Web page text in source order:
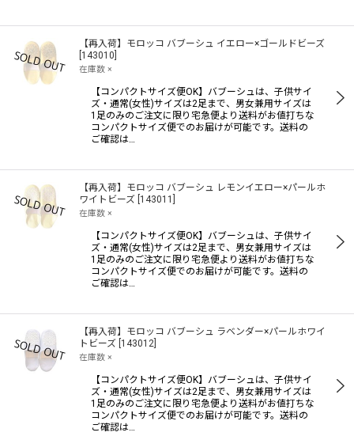
【再入荷】モロッコ バブーシュ イエロー×ゴールドビーズ
143010
在庫数 ×
【コンパクトサイズ便OK】バブーシュは、子供サイ
ズ・通常(女性)サイズは2足まで、男女兼用サイズは
1足のみのご注文に限り宅急便より送料がお値打ちな
コンパクトサイズ便でのお届けが可能です。送料の
ご確認は…
【再入荷】モロッコ バブーシュ レモンイエロー×パールホ
ワイトビーズ 143011
在庫数 ×
【コンパクトサイズ便OK】バブーシュは、子供サイ
ズ・通常(女性)サイズは2足まで、男女兼用サイズは
1足のみのご注文に限り宅急便より送料がお値打ちな
コンパクトサイズ便でのお届けが可能です。送料の
ご確認は…
【再入荷】モロッコ バブーシュ ラベンダー×パールホワイ
トビーズ 143012
在庫数 ×
【コンパクトサイズ便OK】バブーシュは、子供サイ
ズ・通常(女性)サイズは2足まで、男女兼用サイズは
1足のみのご注文に限り宅急便より送料がお値打ちな
コンパクトサイズ便でのお届けが可能です。送料の
ご確認は…